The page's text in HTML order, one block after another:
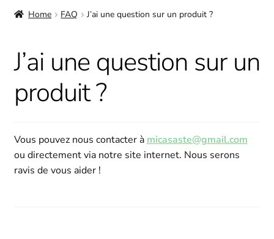
SOLDES
Linge de table
child
Notre histoire
Mon compte
Home FAQ J’ai une question sur un produit ?
J’ai une question sur un
produit ?
Vous pouvez nous contacter à micasaste@gmail.com
ou directement via notre site internet. Nous serons
ravis de vous aider !